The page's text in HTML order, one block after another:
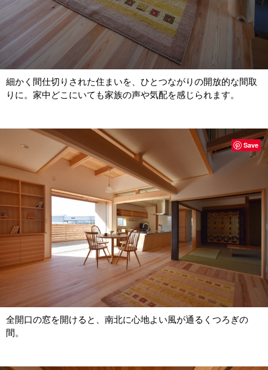
細かく間仕切りされた住まいを、ひとつながりの開放的な間取
りに。家中どこにいても家族の声や気配を感じられます。
全開口の窓を開けると、南北に心地よい風が通るくつろぎの
間。
Save